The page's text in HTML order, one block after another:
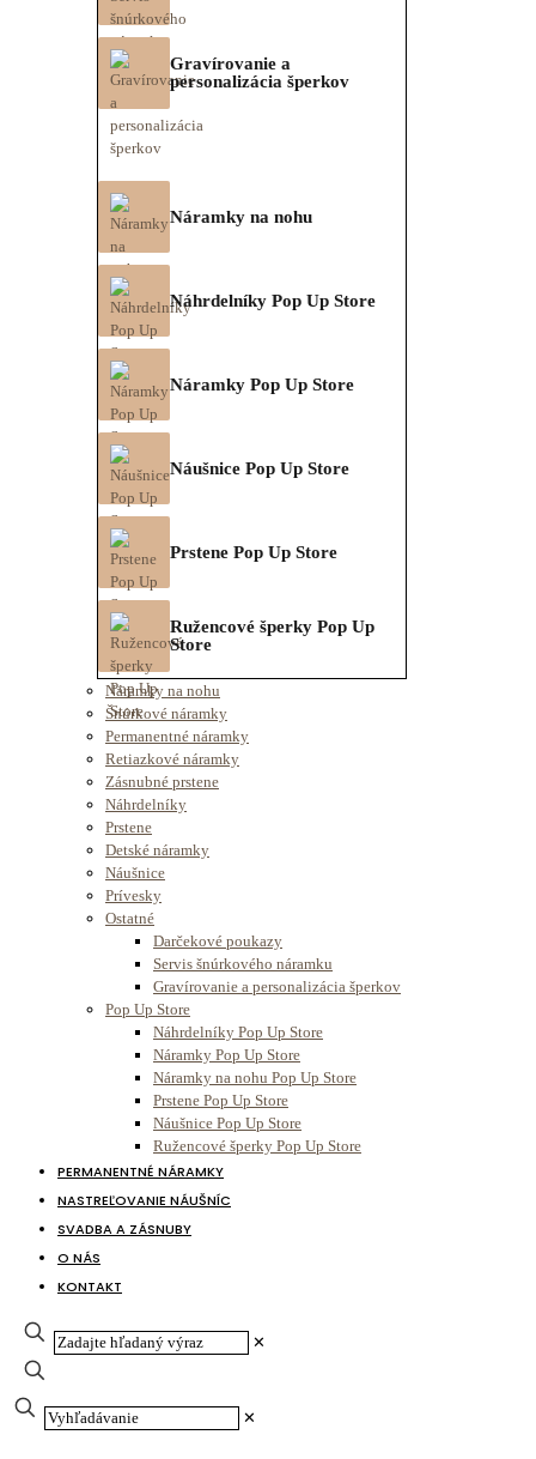
Gravírovanie a
personalizácia šperkov
Náramky na nohu
Náhrdelníky Pop Up Store
Náramky Pop Up Store
Náušnice Pop Up Store
Prstene Pop Up Store
Ružencové šperky Pop Up
Store
Náramky na nohu
Šnúrkové náramky
Permanentné náramky
Retiazkové náramky
Zásnubné prstene
Náhrdelníky
Prstene
Detské náramky
Náušnice
Prívesky
Ostatné
Darčekové poukazy
Servis šnúrkového náramku
Gravírovanie a personalizácia šperkov
Pop Up Store
Náhrdelníky Pop Up Store
Náramky Pop Up Store
Náramky na nohu Pop Up Store
Prstene Pop Up Store
Náušnice Pop Up Store
Ružencové šperky Pop Up Store
PERMANENTNÉ NÁRAMKY
NASTREĽOVANIE NÁUŠNÍC
SVADBA A ZÁSNUBY
O NÁS
KONTAKT
✕
✕